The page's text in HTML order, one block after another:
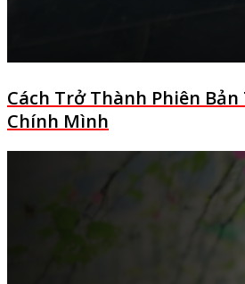
Cách Trở Thành Phiên
Chính Mình